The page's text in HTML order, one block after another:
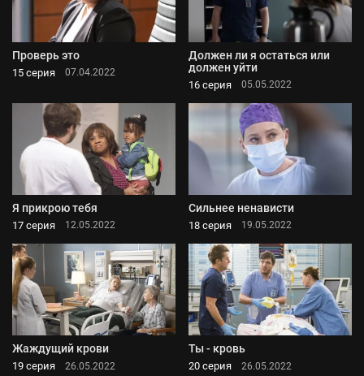
Проверь это
15 серия 07.04.2022
Должен ли я остаться или
должен уйти
16 серия 05.05.2022
Я прикрою тебя
17 серия 12.05.2022
Сильнее ненависти
18 серия 19.05.2022
Жаждущий крови
19 серия 26.05.2022
Ты - кровь
20 серия 26.05.2022